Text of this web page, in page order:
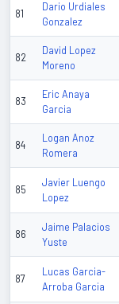
81
Dario Urdiales
Gonzalez
82
David Lopez
Moreno
83
Eric Anaya
Garcia
84
Logan Anoz
Romera
85
Javier Luengo
Lopez
86
Jaime Palacios
Yuste
87
Lucas Garcia-
Arroba Garcia